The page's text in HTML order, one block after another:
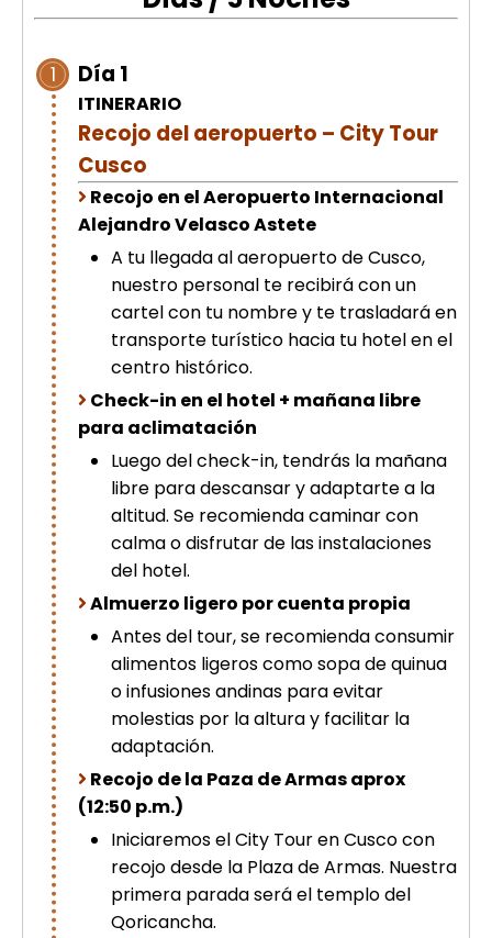
picchu
Tour de lujo Cusco 8 dias
Machupicchu + Hotel 4*
Puerta del Sol & Bolivia
Tour Uros Taquile 1 día | Salidas
1 Día 1
ITINERARIO
Recojo del aeropuerto – City Tour
Cusco
Recojo en el Aeropuerto Internacional
Alejandro Velasco Astete
A tu llegada al aeropuerto de Cusco,
nuestro personal te recibirá con un
cartel con tu nombre y te trasladará en
transporte turístico hacia tu hotel en el
centro histórico.
Check-in en el hotel + mañana libre
para aclimatación
Luego del check-in, tendrás la mañana
libre para descansar y adaptarte a la
altitud. Se recomienda caminar con
calma o disfrutar de las instalaciones
del hotel.
Almuerzo ligero por cuenta propia
Antes del tour, se recomienda consumir
alimentos ligeros como sopa de quinua
o infusiones andinas para evitar
molestias por la altura y facilitar la
adaptación.
Recojo de la Paza de Armas aprox
(12:50 p.m.)
Iniciaremos el City Tour en Cusco con
recojo desde la Plaza de Armas. Nuestra
primera parada será el templo del
Qoricancha.